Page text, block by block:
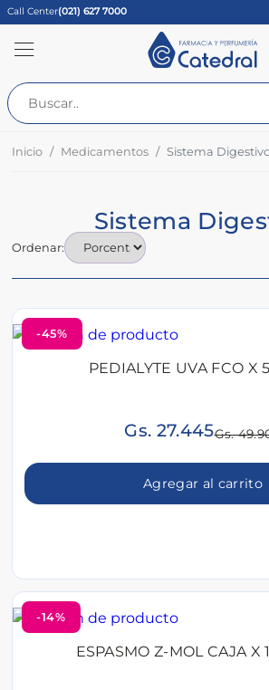
Call Center(021) 627 7000
Inicio Medicamentos Sistema
Sistema
Ordenar:
-45%
Gs. 27.445Gs.
Agregar al carrito
-14%
ESPASMO Z-MOL CAJA X